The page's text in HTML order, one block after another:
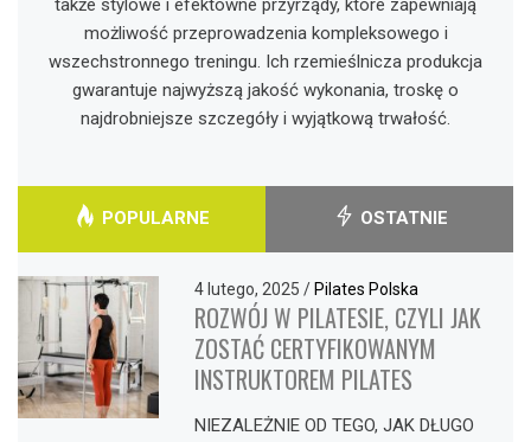
także stylowe i efektowne przyrządy, które zapewniają
możliwość przeprowadzenia kompleksowego i
wszechstronnego treningu. Ich rzemieślnicza produkcja
gwarantuje najwyższą jakość wykonania, troskę o
najdrobniejsze szczegóły i wyjątkową trwałość.
POPULARNE OSTATNIE
4 lutego, 2025/ Pilates Polska
ROZWÓJ W PILATESIE, CZYLI JAK
ZOSTAĆ CERTYFIKOWANYM
INSTRUKTOREM PILATES
NIEZALEŻNIE OD TEGO, JAK DŁUGO